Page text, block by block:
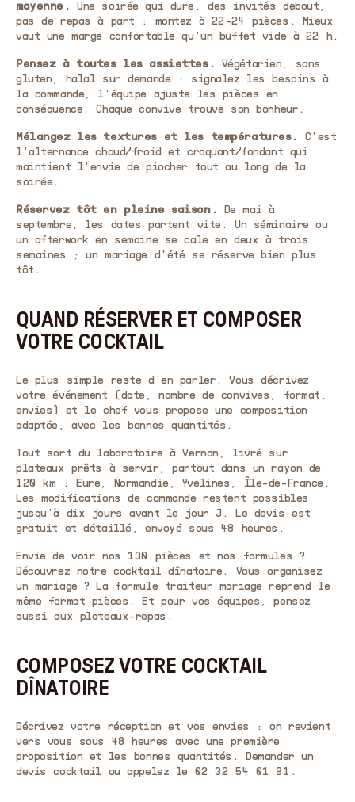
moyenne. Une soirée qui dure, des invités debout,
pas de repas à part : montez à 22-24 pièces. Mieux
vaut une marge confortable qu'un buffet vide à 22 h.
Pensez à toutes les assiettes. Végétarien, sans
gluten, halal sur demande : signalez les besoins à
la commande, l'équipe ajuste les pièces en
conséquence. Chaque convive trouve son bonheur.
Mélangez les textures et les températures.
C'est
l'alternance chaud/froid et croquant/fondant qui
maintient l'envie de piocher tout au long de la
soirée.
Réservez tôt en pleine saison. De mai à
septembre, les dates partent vite. Un séminaire ou
un afterwork en semaine se cale en deux à trois
semaines ; un mariage d'été se réserve bien plus
tôt.
QUAND RÉSERVER ET COMPOSER
VOTRE COCKTAIL
Le plus simple reste d'en parler. Vous décrivez
votre événement (date, nombre de convives, format,
envies) et le chef vous propose une composition
adaptée, avec les bonnes quantités.
Tout sort du laboratoire à Vernon, livré sur
plateaux prêts à servir, partout dans un rayon de
120 km : Eure, Normandie, Yvelines, Île-de-France.
Les modifications de commande restent possibles
jusqu'à dix jours avant le jour J. Le devis est
gratuit et détaillé, envoyé sous 48 heures.
Envie de voir nos 130 pièces et nos formules ?
Découvrez notre cocktail dînatoire . Vous organisez
un mariage ? La formule traiteur mariage reprend le
même format pièces. Et pour vos équipes, pensez
aussi aux plateaux-repas .
COMPOSEZ VOTRE COCKTAIL
DÎNATOIRE
Décrivez votre réception et vos envies : on revient
vers vous sous 48 heures avec une première
proposition et les bonnes quantités.Demander un
devis cocktail ou appelez le 02 32 54 01 91.